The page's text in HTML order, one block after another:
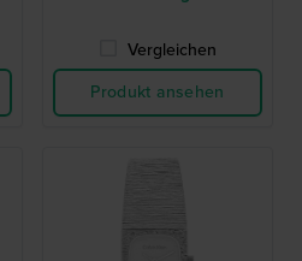
Vergleichen
Produkt ansehen